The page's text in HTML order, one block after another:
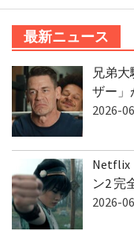
最新ニュース
兄弟
ザー
2026-
Netflix
ン2 完
2026-